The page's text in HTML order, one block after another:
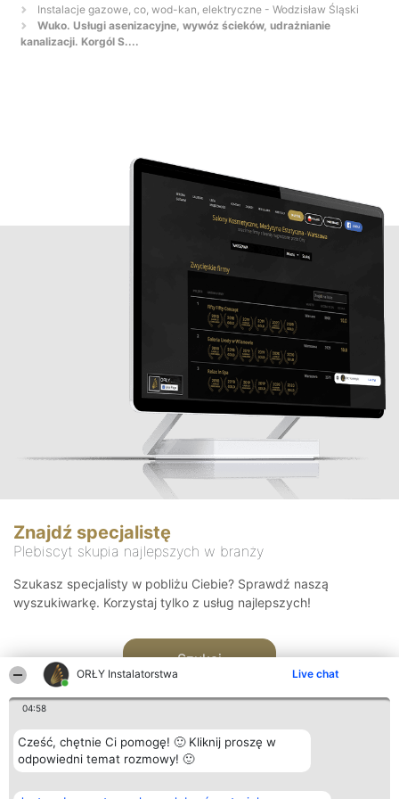
ORŁY Instalatorstwa Live chat
04:58
Cześć, chętnie Ci pomogę! 🙂 Kliknij proszę w
odpowiedni temat rozmowy! 🙂
Instalacje gazowe, co, wod-kan, elektryczne - Wodzisław Śląski
Wuko. Usługi asenizacyjne, wywóz ścieków, udrażnianie
kanalizacji. Korgól S....
Znajdź specjalistę
Plebiscyt skupia najlepszych w branży
Szukasz specjalisty w pobliżu Ciebie? Sprawdź naszą
wyszukiwarkę. Korzystaj tylko z usług najlepszych!
Szukaj
Organizator plebiscytu Plebiscyt Kontakt